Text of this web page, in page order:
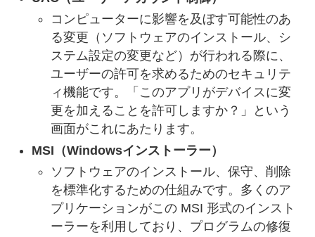
コンピューターに影響を及ぼす可能性のあ
る変更（ソフトウェアのインストール、シ
ステム設定の変更など）が行われる際に、
ユーザーの許可を求めるためのセキュリテ
ィ機能です。「このアプリがデバイスに変
更を加えることを許可しますか？」という
画面がこれにあたります。
MSI（Windowsインストーラー）
ソフトウェアのインストール、保守、削除
を標準化するための仕組みです。多くのア
プリケーションがこの MSI 形式のインスト
ーラーを利用しており、プログラムの修復